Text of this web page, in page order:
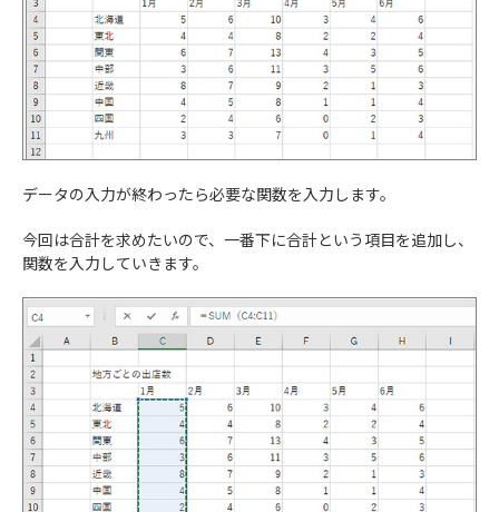
データの入力が終わったら必要な関数を入力します。
今回は合計を求めたいので、一番下に合計という項目を追加し、
関数を入力していきます。